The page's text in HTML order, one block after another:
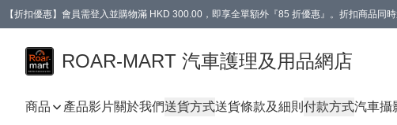
【折扣優惠】會員需登入並購物滿 HKD 300.00，即享全單額外『85 折優惠』。折扣商品同
ROAR-MART 汽車護理及用品網店
商品 產品影片關於我們送貨方式送貨條款及細則 付款方式汽車攝